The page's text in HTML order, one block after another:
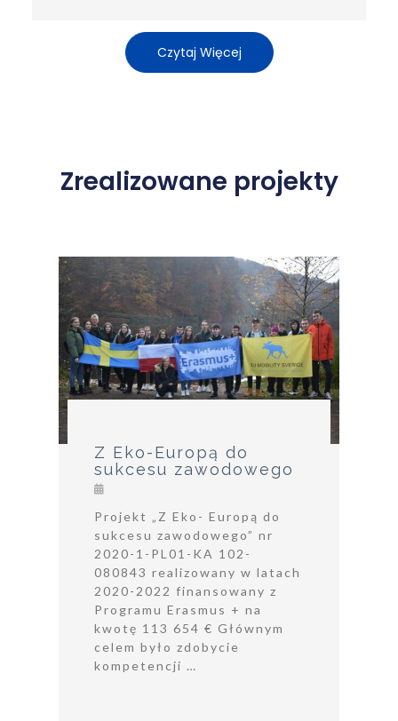
Czytaj Więcej
Zrealizowane projekty
Z Eko-Europą do
sukcesu zawodowego
Projekt „Z Eko- Europą do
sukcesu zawodowego” nr
2020-1-PL01-KA 102-
080843 realizowany w latach
2020-2022 finansowany z
Programu Erasmus + na
kwotę 113 654 € Głównym
celem było zdobycie
kompetencji …